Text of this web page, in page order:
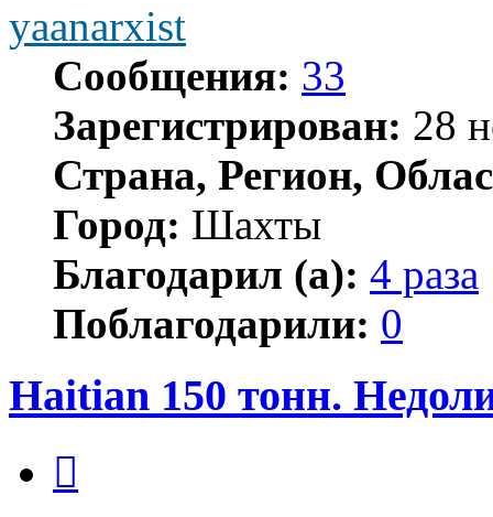
yaanarxist
Сообщения: 33
Зарегистрирован: 28
Страна, Регион,
Город: Шахты
Благодарил (а): 4 раза
Поблагодарили: 0
Haitian 150 тонн.